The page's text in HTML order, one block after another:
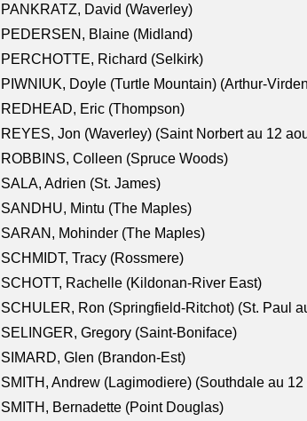
PANKRATZ, David (Waverley)
PEDERSEN, Blaine (Midland)
PERCHOTTE, Richard (Selkirk)
PIWNIUK, Doyle (Turtle Mountain) (Arthur-
REDHEAD, Eric (Thompson)
REYES, Jon (Waverley) (Saint Norbert au 12
ROBBINS, Colleen (Spruce Woods)
SALA, Adrien (St. James)
SANDHU, Mintu (The Maples)
SARAN, Mohinder (The Maples)
SCHMIDT, Tracy (Rossmere)
SCHOTT, Rachelle (Kildonan-River East)
SCHULER, Ron (Springfield-Ritchot) (St. Paul
SELINGER, Gregory (Saint-Boniface)
SIMARD, Glen (Brandon-Est)
SMITH, Andrew (Lagimodiere) (Southdale au
SMITH, Bernadette (Point Douglas)